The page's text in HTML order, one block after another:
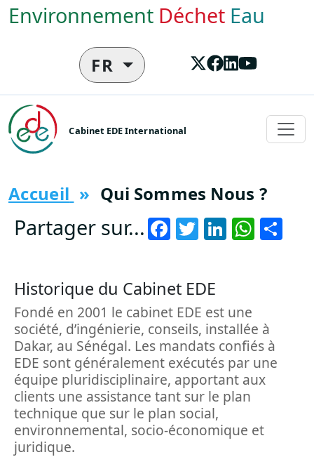
Aller au contenu principal
Environnement Déchet Eau
FR
Cabinet EDE International
Accueil Qui Sommes Nous ?
Partager sur... Facebook
Twitter
Historique du Cabinet EDE
Fondé en 2001 le cabinet EDE est une
société, d’ingénierie, conseils, installée à
Dakar, au Sénégal. Les mandats confiés à
EDE sont généralement exécutés par une
équipe pluridisciplinaire, apportant aux
clients une assistance tant sur le plan
technique que sur le plan social,
environnemental, socio-économique et
juridique.